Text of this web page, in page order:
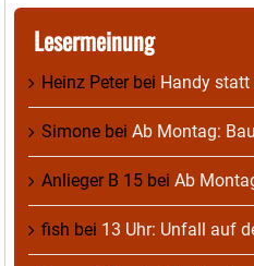
Lesermeinung
Heinz Peterbei Handy
Simone bei Ab Montag:
Anlieger B 15 bei Ab
fish bei 13 Uhr: Unfall auf